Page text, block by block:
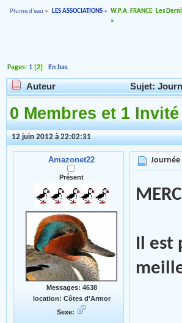
Plume d'eau » LES ASSOCIATIONS» W.P.A. FRANCE
»
Les
Pages: 1 [2]En bas
Auteur Sujet:
0 Membres et 1
12 juin 2012 à 22:02:31
Amazonet22
Présent
Messages: 4638
location: Côtes d'Armor
Sexe:
Il est